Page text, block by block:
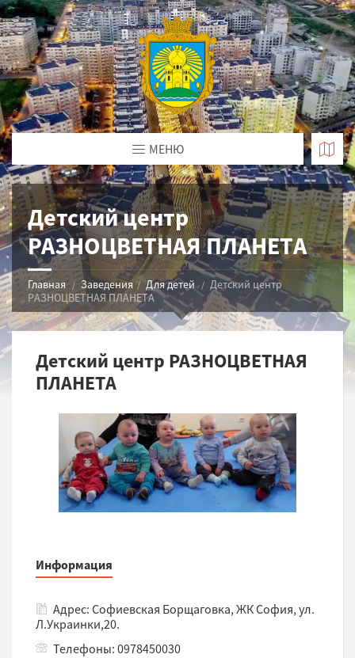
МЕНЮ
Детский центр
РАЗНОЦВЕТНАЯ ПЛАНЕТА
Главная Заведения Для детей
Детский центр
РАЗНОЦВЕТНАЯ ПЛАНЕТА
Детский центр РАЗНОЦВЕТНАЯ
ПЛАНЕТА
Информация
Адрес: Софиевская Борщаговка, ЖК София, ул.
Л.Украинки,20.
Телефоны: 0978450030